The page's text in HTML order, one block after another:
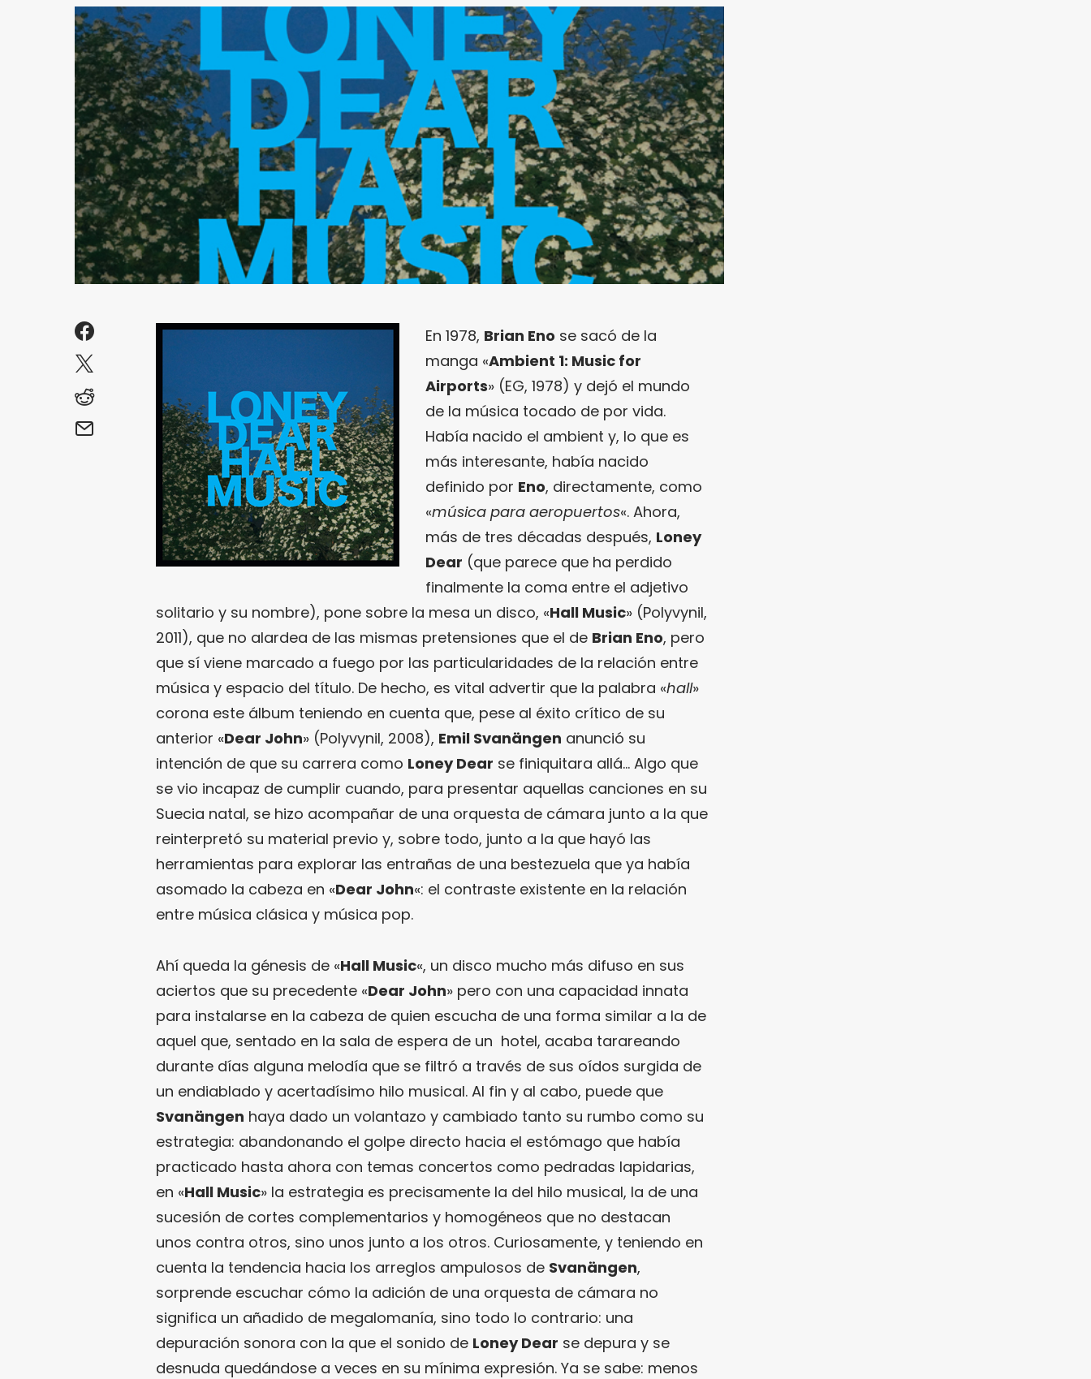
En 1978, Brian Eno se sacó de la
manga «Ambient 1: Music for
Airports» (EG, 1978) y dejó el mundo
de la música tocado de por vida.
Había nacido el ambient y, lo que es
más interesante, había nacido
definido por Eno, directamente, como
«música para aeropuertos«. Ahora,
más de tres décadas después, Loney
Dear (que parece que ha perdido
finalmente la coma entre el adjetivo
solitario y su nombre), pone sobre la mesa un disco, «Hall Music» (Polyvynil,
2011), que no alardea de las mismas pretensiones que el de Brian Eno, pero
que sí viene marcado a fuego por las particularidades de la relación entre
música y espacio del título. De hecho, es vital advertir que la palabra «hall»
corona este álbum teniendo en cuenta que, pese al éxito crítico de su
anterior «Dear John» (Polyvynil, 2008), Emil Svanängen anunció su
intención de que su carrera como Loney Dear se finiquitara allá… Algo que
se vio incapaz de cumplir cuando, para presentar aquellas canciones en su
Suecia natal, se hizo acompañar de una orquesta de cámara junto a la que
reinterpretó su material previo y, sobre todo, junto a la que hayó las
herramientas para explorar las entrañas de una bestezuela que ya había
asomado la cabeza en «Dear John«: el contraste existente en la relación
entre música clásica y música pop.
Ahí queda la génesis de «Hall Music«, un disco mucho más difuso en sus
aciertos que su precedente «Dear John» pero con una capacidad innata
para instalarse en la cabeza de quien escucha de una forma similar a la de
aquel que, sentado en la sala de espera de un hotel, acaba tarareando
durante días alguna melodía que se filtró a través de sus oídos surgida de
un endiablado y acertadísimo hilo musical. Al fin y al cabo, puede que
Svanängen haya dado un volantazo y cambiado tanto su rumbo como su
estrategia: abandonando el golpe directo hacia el estómago que había
practicado hasta ahora con temas concertos como pedradas lapidarias,
en «Hall Music» la estrategia es precisamente la del hilo musical, la de una
sucesión de cortes complementarios y homogéneos que no destacan
unos contra otros, sino unos junto a los otros. Curiosamente, y teniendo en
cuenta la tendencia hacia los arreglos ampulosos de Svanängen,
sorprende escuchar cómo la adición de una orquesta de cámara no
significa un añadido de megalomanía, sino todo lo contrario: una
depuración sonora con la que el sonido de Loney Dear se depura y se
desnuda quedándose a veces en su mínima expresión. Ya se sabe: menos